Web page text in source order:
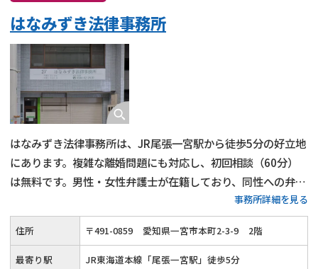
はなみずき法律事務所
はなみずき法律事務所は、JR尾張一宮駅から徒歩5分の好立地
にあります。複雑な離婚問題にも対応し、初回相談（60分）
は無料です。男性・女性弁護士が在籍しており、同性への弁護
事務所詳細を見る
住所 〒491-0859 愛知県一宮市本町2-3-9 2階
最寄り駅 JR東海道本線「尾張一宮駅」徒歩5分